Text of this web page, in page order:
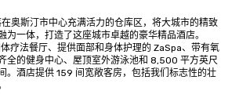
奥斯汀市中心充满活力的仓库区，将大城市的精致
为一体，打造了这座城市卓越的豪华精品酒店。
疗法餐厅、提供面部和身体护理的 ZaSpa、带有氧
全的健身中心、屋顶室外游泳池和 8,500 平方英尺
。酒店提供 159 间宽敞客房，包括我们标志性的壮